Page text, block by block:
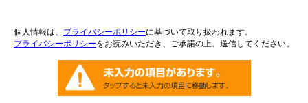
個人情報は、 プライバシーポリシーに基づいて取り扱われます。
プライバシーポリシーをお読みいただき、ご承諾の上、送信してください。